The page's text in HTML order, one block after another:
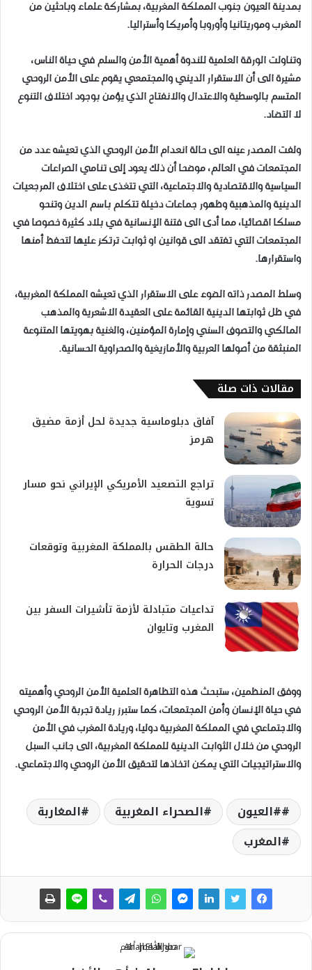
بمدينة العيون جنوب المملكة المغربية، بمشاركة علماء وباحثين من
المغرب وموريتانيا وأوروبا وأمريكا وأستراليا.
وتناولت الورقة العلمية للندوة أهمية الأمن والسلم في حياة الناس،
مشيرة الى أن الاستقرار الديني والمجتمعي يقوم على الأمن الروحي
المتسم بالوسطية والاعتدال والانفتاح الذي يؤمن بوجود اختلاف التنوع
لا التضاد.
ولفت المصدر عينه الى حالة انعدام الأمن الروحي الذي تعيشه عدد من
المجتمعات في العالم، موضحا أن ذلك يعود إلى تنامي الصراعات
السياسية والاقتصادية والاجتماعية، التي تتغذى على اختلاف المرجعيات
الدينية والمذهبية وظهور جماعات دخيلة تتكلم باسم الدين وتنحو
مسلكا اقصائيا، مما أدى الى فتنة الإنسانية في بلاد كثيرة خصوصا في
المجتمعات التي تفتقد الى قوانين او ثوابت ترتكز عليها لتحفظ أمنها
واستقرارها.
وسلط المصدر ذاته الضوء على الاستقرار الذي تعيشه المملكة المغربية،
في ظل ثوابتها الدينية القائمة على العقيدة الاشعرية والمذهب
المالكي والتصوف السني وإمارة المؤمنين، والغنية بهويتها المتنوعة
المنبثقة من أصولها العربية والأمازيغية والصحراوية الحسانية.
مقالات ذات صلة
آفاق دبلوماسية جديدة لحل أزمة مضيق
هرمز
تراجع التصعيد الأمريكي الإيراني نحو مسار
تسوية
حالة الطقس بالمملكة المغربية وتوقعات
درجات الحرارة
تداعيات متبادلة لأزمة تأشيرات السفر بين
المغرب وتايوان
ووفق المنظمين، ستبحث هذه التظاهرة العلمية الأمن الروحي وأهميته
في حياة الإنسان وأمن المجتمعات، كما ستبرز ريادة تجربة الأمن الروحي
والاجتماعي في المملكة المغربية دوليا، وريادة المغرب في الأمن
الروحي من خلال الثوابت الدينية للمملكة المغربية، الى جانب السبل
والاستراتيجيات التي يمكن اتخاذها لتحقيق الأمن الروحي والاجتماعي.
#العيون الصحراء المغربية
المغاربة
المغرب